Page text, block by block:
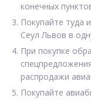
конечных
Покупайте туда
Сеул Львов в
При покупке
распродажи
Покупайте